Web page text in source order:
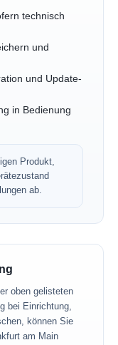
technisch
und
und Update-
in Bedienung
Produkt,
ab.
oben gelisteten
bei Einrichtung,
können Sie
am Main